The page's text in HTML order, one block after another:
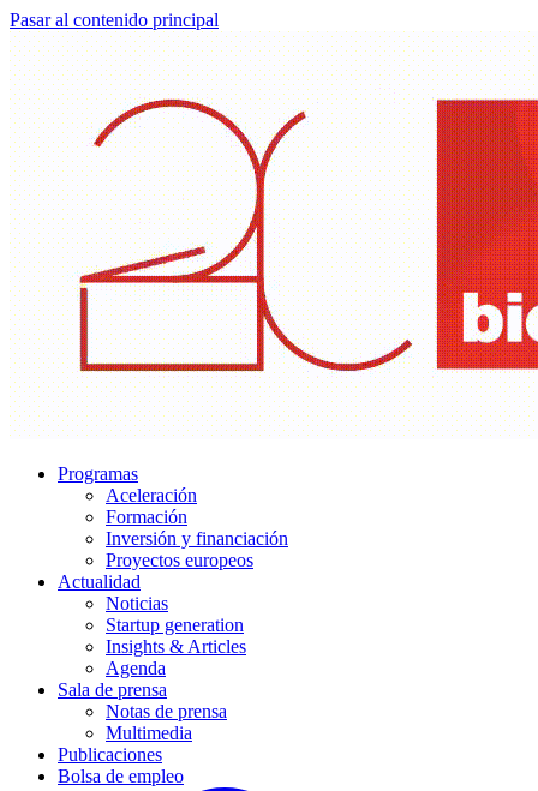
Pasar al contenido principal
Programas
Aceleración
Formación
Inversión y financiación
Proyectos europeos
Actualidad
Noticias
Startup generation
Insights & Articles
Agenda
Sala de prensa
Notas de prensa
Multimedia
Publicaciones
Bolsa de empleo